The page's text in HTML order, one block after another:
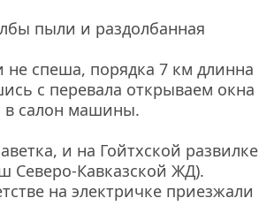
пыли и раздолбанная
не спеша, порядка 7 км длинна
с перевала открываем окна
в салон машины.
и на Гойтхской развилке
Северо-Кавказской ЖД).
на электричке приезжали